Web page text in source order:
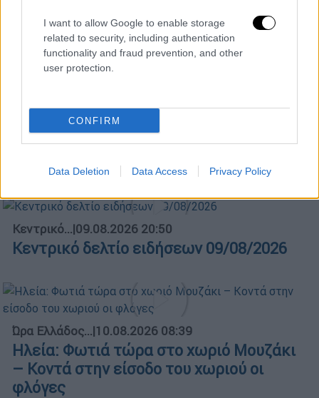
I want to allow Google to enable storage
related to security, including authentication
functionality and fraud prevention, and other
user protection.
CONFIRM
Data Deletion Data Access Privacy Policy
POPULAR VIDEOS
Κεντρικό...|09.08.2026 20:50
Κεντρικό δελτίο ειδήσεων 09/08/2026
Ώρα Ελλάδος...|10.08.2026 08:39
Ηλεία: Φωτιά τώρα στο χωριό Μουζάκι
– Κοντά στην είσοδο του χωριού οι
φλόγες